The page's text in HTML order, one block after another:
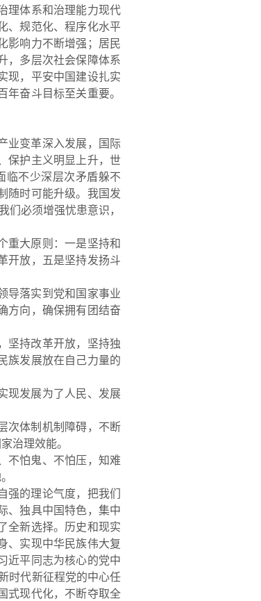
理体系和治理能力现代
、规范化、程序化水平
影响力不断增强；居民
，多层次社会保障体系
现，平安中国建设扎实
奋斗目标至关重要。
业变革深入发展，国际
保护主义明显上升，世
临不少深层次矛盾躲不
随时可能升级。我国发
们必须增强忧患意识，
重大原则：一是坚持和
开放，五是坚持发扬斗
导落实到党和国家事业
方向，确保拥有团结奋
坚持改革开放，坚持独
族发展放在自己力量的
现发展为了人民、发展
次体制机制障碍，不断
治理效能。
不怕鬼、不怕压，知难
的理论气度，把我们
、独具中国特色，集中
全新选择。历史和现实
、实现中华民族伟大复
近平同志为核心的党中
时代新征程党的中心任
式现代化，不断夺取全